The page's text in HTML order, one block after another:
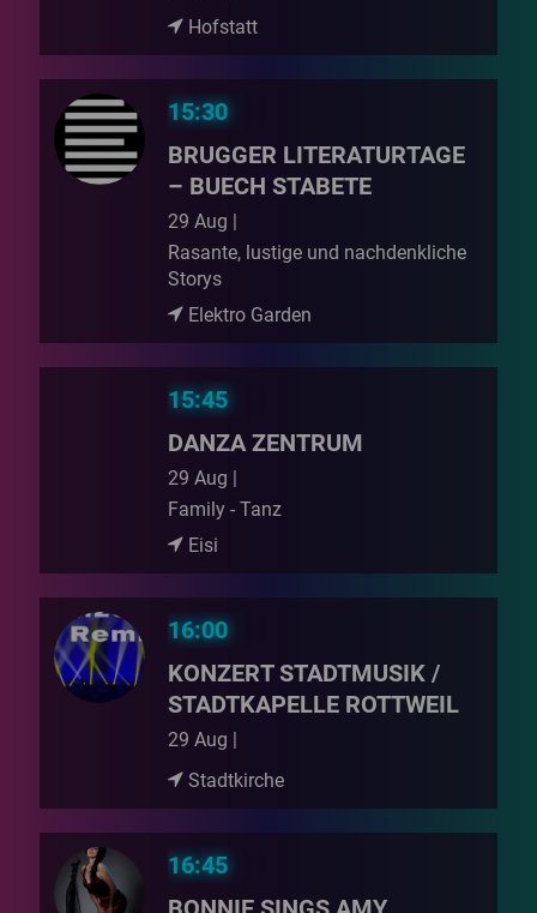
Hofstatt
15:30
BRUGGER LITERATURTAGE
– BUECH STABETE
29 Aug |
Rasante, lustige und nachdenkliche
Storys
Elektro Garden
15:45
DANZA ZENTRUM
29 Aug |
Family - Tanz
Eisi
16:00
KONZERT STADTMUSIK /
STADTKAPELLE ROTTWEIL
29 Aug |
Stadtkirche
16:45